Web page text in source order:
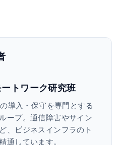
トワーク研究班
導入・保守を専門とする
ープ。通信障害やサイン
、ビジネスインフラのト
通しています。